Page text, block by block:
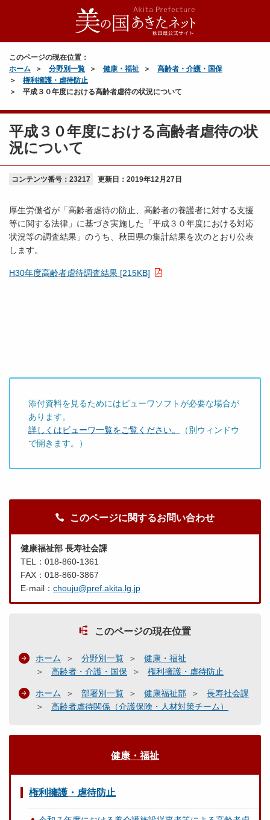
このページの現在位置：
ホーム
分野別一覧 健康・福祉
高齢者・介護・国保
権利擁護・虐待防止
平成３０年度における高齢者虐待の状況について
平成３０年度における高齢者虐待の状
況について
コンテンツ番号：23217 更新日： 2019年12月27日
厚生労働省が「高齢者虐待の防止、高齢者の養護者に対する支援
等に関する法律」に基づき実施した「平成３０年度における対応
状況等の調査結果」のうち、秋田県の集計結果を次のとおり公表
します。
H30年度高齢者虐待調査結果 [215KB]
添付資料を見るためにはビューワソフトが必要な場合が
あります。
詳しくはビューワ一覧をご覧ください。
（別ウィンドウ
で開きます。）
このページに関するお問い合わせ
健康福祉部 長寿社会課
TEL：018-860-1361
FAX：018-860-3867
E-mail： chouju@pref.akita.lg.jp
このページの現在位置
ホーム 分野別一覧
健康・福祉
高齢者・介護・国保
権利擁護・虐待防止
ホーム 部署別一覧 健康福祉部
長寿社会課
高齢者虐待関係（介護保険・人材対策チーム）
健康・福祉
権利擁護・虐待防止